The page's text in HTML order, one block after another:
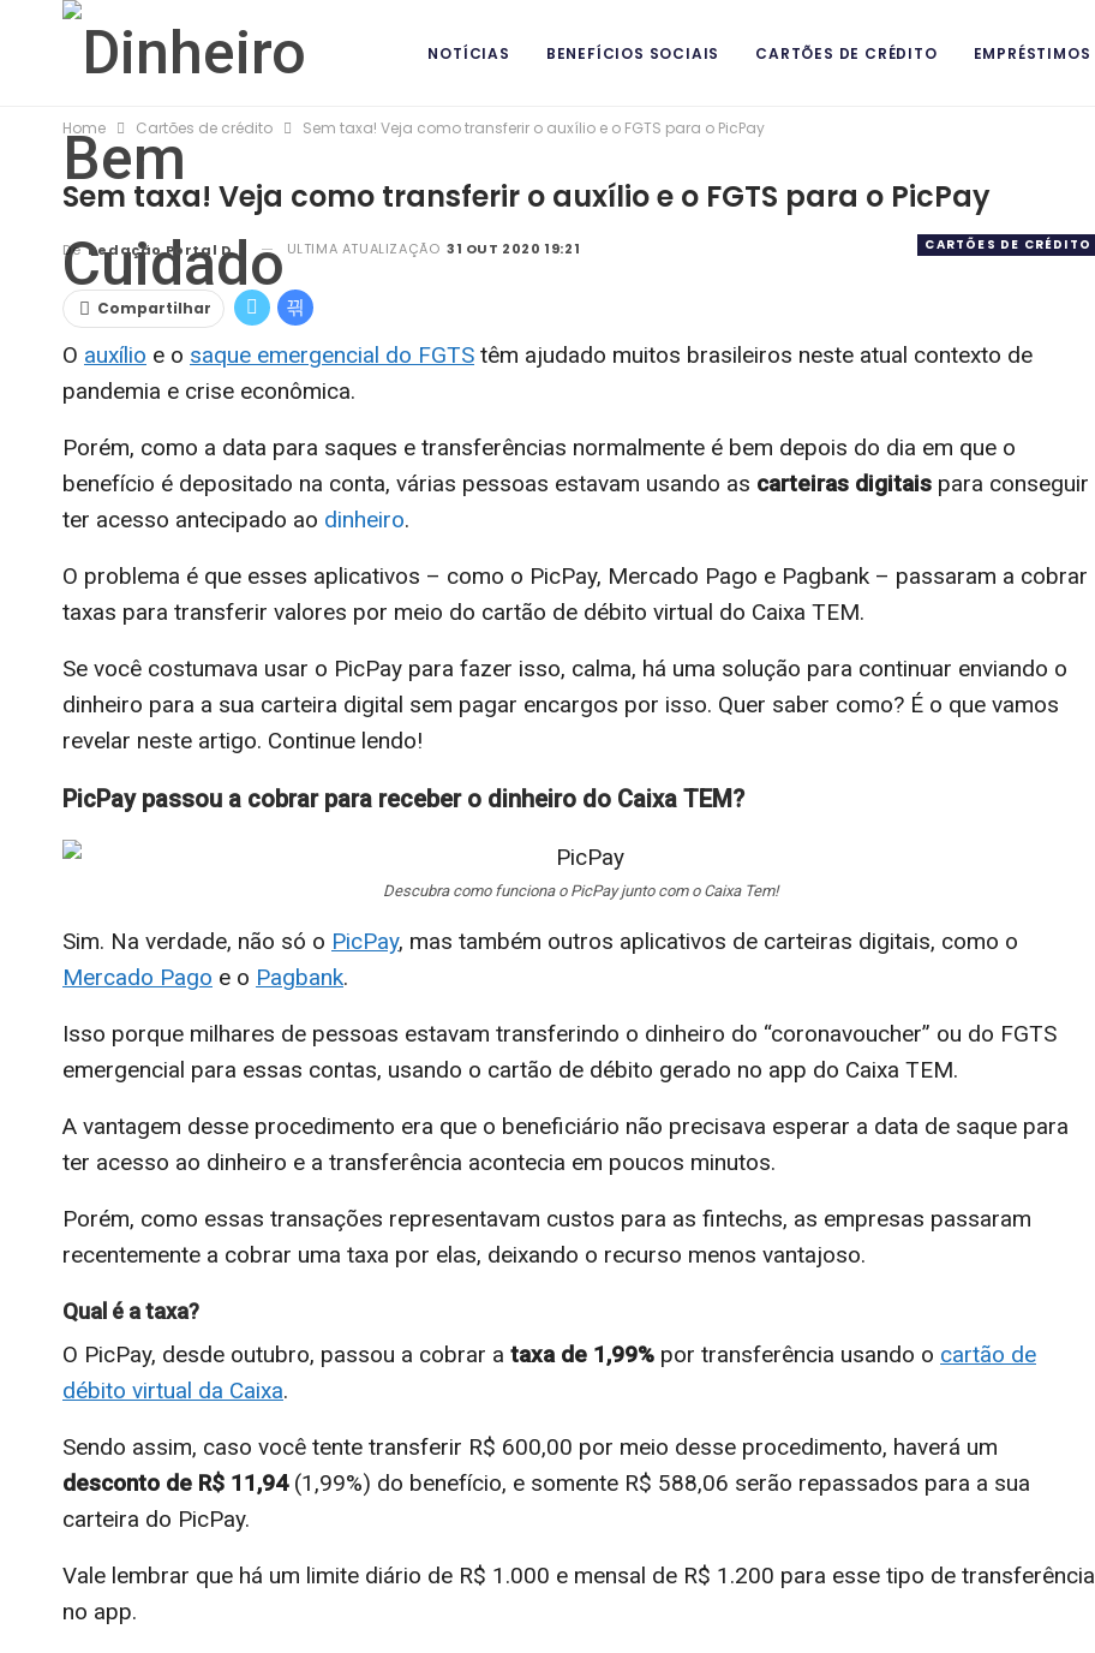
NOTÍCIAS BENEFÍCIOS SOCIAIS CARTÕES DE CRÉDITO EMPRÉSTIMOS
Home Cartões de crédito Sem taxa! Veja como transferir o auxílio e o FGTS para o PicPay
Sem taxa! Veja como transferir o auxílio e o FGTS para o PicPay
CARTÕES DE CRÉDITO
DeRedação Portal DBC ULTIMA ATUALIZAÇÃO 31 OUT 2020 19:21
Compartilhar
O auxílio e o saque emergencial do FGTS têm ajudado muitos brasileiros neste atual contexto de
pandemia e crise econômica.
Porém, como a data para saques e transferências normalmente é bem depois do dia em que o
benefício é depositado na conta, várias pessoas estavam usando as carteiras digitais para conseguir
ter acesso antecipado ao dinheiro.
O problema é que esses aplicativos – como o PicPay, Mercado Pago e Pagbank – passaram a cobrar
taxas para transferir valores por meio do cartão de débito virtual do Caixa TEM.
Se você costumava usar o PicPay para fazer isso, calma, há uma solução para continuar enviando o
dinheiro para a sua carteira digital sem pagar encargos por isso. Quer saber como? É o que vamos
revelar neste artigo. Continue lendo!
PicPay passou a cobrar para receber o dinheiro do Caixa TEM?
Descubra como funciona o PicPay junto com o Caixa Tem!
Sim. Na verdade, não só o PicPay, mas também outros aplicativos de carteiras digitais, como o
Mercado Pago e o Pagbank.
Isso porque milhares de pessoas estavam transferindo o dinheiro do “coronavoucher” ou do FGTS
emergencial para essas contas, usando o cartão de débito gerado no app do Caixa TEM.
A vantagem desse procedimento era que o beneficiário não precisava esperar a data de saque para
ter acesso ao dinheiro e a transferência acontecia em poucos minutos.
Porém, como essas transações representavam custos para as fintechs, as empresas passaram
recentemente a cobrar uma taxa por elas, deixando o recurso menos vantajoso.
Qual é a taxa?
O PicPay, desde outubro, passou a cobrar a taxa de 1,99% por transferência usando o cartão de
débito virtual da Caixa.
Sendo assim, caso você tente transferir R$ 600,00 por meio desse procedimento, haverá um
desconto de R$ 11,94(1,99%) do benefício, e somente R$ 588,06 serão repassados para a sua
carteira do PicPay.
Vale lembrar que há um limite diário de R$ 1.000 e mensal de R$ 1.200 para esse tipo de transferência
no app.